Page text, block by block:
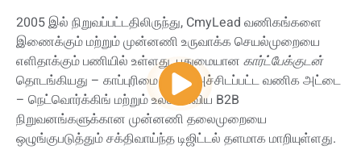
2005 இல் நிறுவப்பட்டதிலிருந்து, CmyLead வணிகங்களை
இணைக்கும் மற்றும் முன்னணி உருவாக்க செயல்முறையை
எளிதாக்கும் பணியில் உள்ளது. புதுமையான கார்ட்பேக்குடன்
தொடங்கியது – காப்புரிமை பெற்ற அச்சிடப்பட்ட வணிக அட்டை
– நெட்வொர்க்கிங் மற்றும் உலகளாவிய B2B
நிறுவனங்களுக்கான முன்னணி தலைமுறையை
ஒழுங்குபடுத்தும் சக்திவாய்ந்த டிஜிட்டல் தளமாக மாறியுள்ளது.